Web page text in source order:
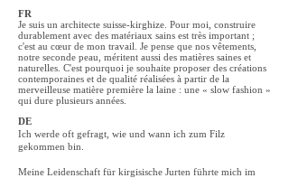
FR
Je suis un architecte suisse-kirghize. Pour moi, construire
durablement avec des matériaux sains est très important ;
c'est au cœur de mon travail. Je pense que nos vêtements,
notre seconde peau, méritent aussi des matières saines et
naturelles. C'est pourquoi je souhaite proposer des créations
contemporaines et de qualité réalisées à partir de la
merveilleuse matière première la laine : une « slow fashion »
qui dure plusieurs années.
DE
Ich werde oft gefragt, wie und wann ich zum Filz
gekommen bin.
Meine Leidenschaft für kirgisische Jurten führte mich im